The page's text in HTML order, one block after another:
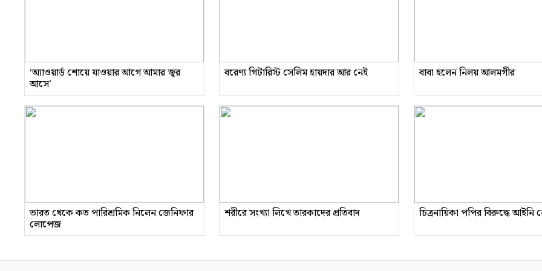
‘অ্যাওয়ার্ড শোয়ে যাওয়ার আগে আমার জ্বর
আসে’
বরেণ্য গিটারিস্ট সেলিম হায়দার আর নেই বাবা হলেন নিলয় আলমগীর
ভারত থেকে কত পারিশ্রমিক নিলেন জেনিফার
লোপেজ
শরীরে সংখ্যা লিখে তারকাদের প্রতিবাদ চিত্রনায়িকা পপির বিরুদ্ধে আইনি